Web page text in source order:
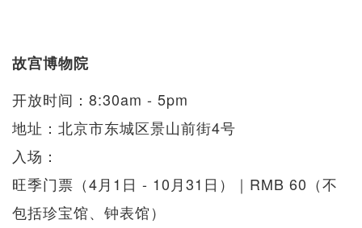
故宫博物院
开放时间：8:30am - 5pm
地址：北京市东城区景山前街4号
入场：
旺季门票（4月1日 - 10月31日）｜RMB 60（不
包括珍宝馆、钟表馆）